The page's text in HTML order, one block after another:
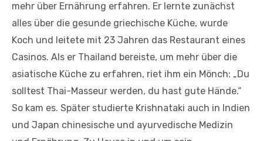
mehr über Ernährung erfahren. Er lernte zunächst
alles über die gesunde griechische Küche, wurde
Koch und leitete mit 23 Jahren das Restaurant eines
Casinos. Als er Thailand bereiste, um mehr über die
asiatische Küche zu erfahren, riet ihm ein Mönch: „Du
solltest Thai-Masseur werden, du hast gute Hände.“
So kam es. Später studierte Krishnataki auch in Indien
und Japan chinesische und ayurvedische Medizin